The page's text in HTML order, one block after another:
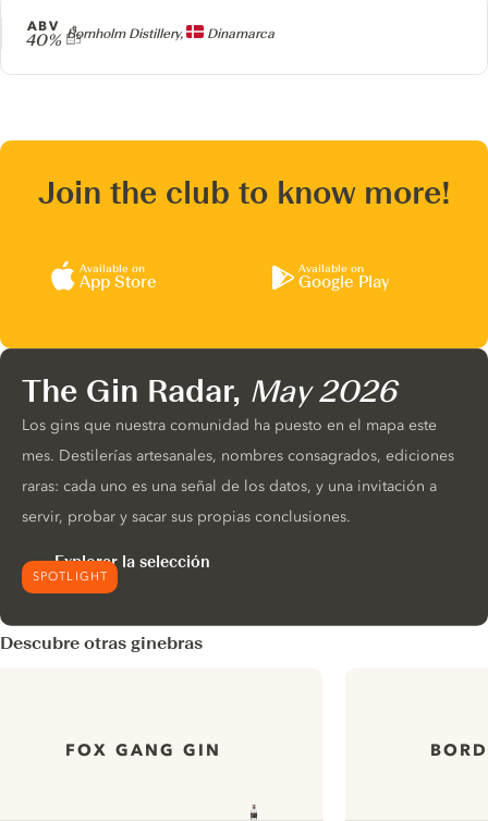
Producer
Bornholm Distillery, Dinamarca
ABV
40%
Join the club to know more!
Available on
App Store
Available on
Google Play
SPOTLIGHT
The Gin Radar, May 2026
Los gins que nuestra comunidad ha puesto en el mapa este
mes. Destilerías artesanales, nombres consagrados, ediciones
raras: cada uno es una señal de los datos, y una invitación a
servir, probar y sacar sus propias conclusiones.
Explorar la selección
Descubre otras ginebras
FOX GANG GIN